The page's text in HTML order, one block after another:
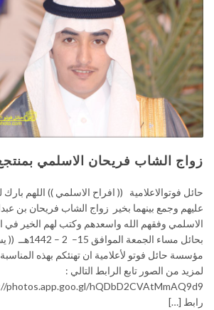
زواج الشاب فريحان الاسلمي
حائل فوتوالاعلامية (( افراح الاسلمي )) اللهم بارك
عليهم وجمع بينهما بخير زواج الشاب فريحان بن
الاسلمي وفقهم الله واسعدهم وكتب لهم الخير في
بحائل مساء الجمعة الموافق 15– 2 –
مؤسسة حائل فوتو لأعلامية ان تهنئكم بهذه
لمزيد من الصور تابع الرابط التالي :
photos.app.goo.gl/hQDbD2CVAtMmAQ9d9
رابط […]